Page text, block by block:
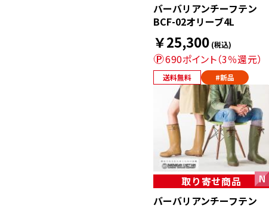
バーバリアンチーフテン
BCF-02オリーブ4L
￥25,300 (税込)
690ポイント（3％還元）
送料無料 #新品
取り寄せ商品
バーバリアンチーフテン